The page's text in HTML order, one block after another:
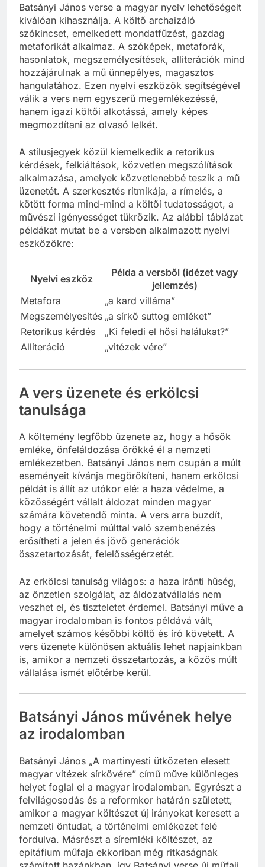
Batsányi János verse a magyar nyelv lehetőségeit
kiválóan kihasználja. A költő archaizáló
szókincset, emelkedett mondatfűzést, gazdag
metaforikát alkalmaz. A szóképek, metaforák,
hasonlatok, megszemélyesítések, alliterációk mind
hozzájárulnak a mű ünnepélyes, magasztos
hangulatához. Ezen nyelvi eszközök segítségével
válik a vers nem egyszerű megemlékezéssé,
hanem igazi költői alkotássá, amely képes
megmozdítani az olvasó lelkét.
A stílusjegyek közül kiemelkedik a retorikus
kérdések, felkiáltások, közvetlen megszólítások
alkalmazása, amelyek közvetlenebbé teszik a mű
üzenetét. A szerkesztés ritmikája, a rímelés, a
kötött forma mind-mind a költői tudatosságot, a
művészi igényességet tükrözik. Az alábbi táblázat
példákat mutat be a versben alkalmazott nyelvi
eszközökre:
Nyelvi eszköz
Példa a versből (idézet vagy
jellemzés)
Metafora
„a kard villáma”
Megszemélyesítés „a sírkő suttog emléket”
Retorikus kérdés
„Ki feledi el hősi halálukat?”
Alliteráció
„vitézek vére”
A vers üzenete és erkölcsi
tanulsága
A költemény legfőbb üzenete az, hogy a hősök
emléke, önfeláldozása örökké él a nemzeti
emlékezetben. Batsányi János nem csupán a múlt
eseményeit kívánja megörökíteni, hanem erkölcsi
példát is állít az utókor elé: a haza védelme, a
közösségért vállalt áldozat minden magyar
számára követendő minta. A vers arra buzdít,
hogy a történelmi múlttal való szembenézés
erősítheti a jelen és jövő generációk
összetartozását, felelősségérzetét.
Az erkölcsi tanulság világos: a haza iránti hűség,
az önzetlen szolgálat, az áldozatvállalás nem
veszhet el, és tiszteletet érdemel. Batsányi műve a
magyar irodalomban is fontos példává vált,
amelyet számos későbbi költő és író követett. A
vers üzenete különösen aktuális lehet napjainkban
is, amikor a nemzeti összetartozás, a közös múlt
vállalása ismét előtérbe kerül.
Batsányi János művének helye
az irodalomban
Batsányi János „A martinyesti ütközeten elesett
magyar vitézek sírkövére” című műve különleges
helyet foglal el a magyar irodalomban. Egyrészt a
felvilágosodás és a reformkor határán született,
amikor a magyar költészet új irányokat keresett a
nemzeti öntudat, a történelmi emlékezet felé
fordulva. Másrészt a síremléki költészet, az
epitáfium műfaja ekkoriban még ritkaságnak